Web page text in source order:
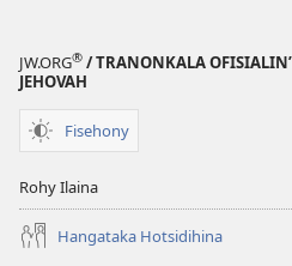
JW.ORG® / TRANONKALA
JEHOVAH
Fisehony
Rohy Ilaina
Hangataka Hotsidihina